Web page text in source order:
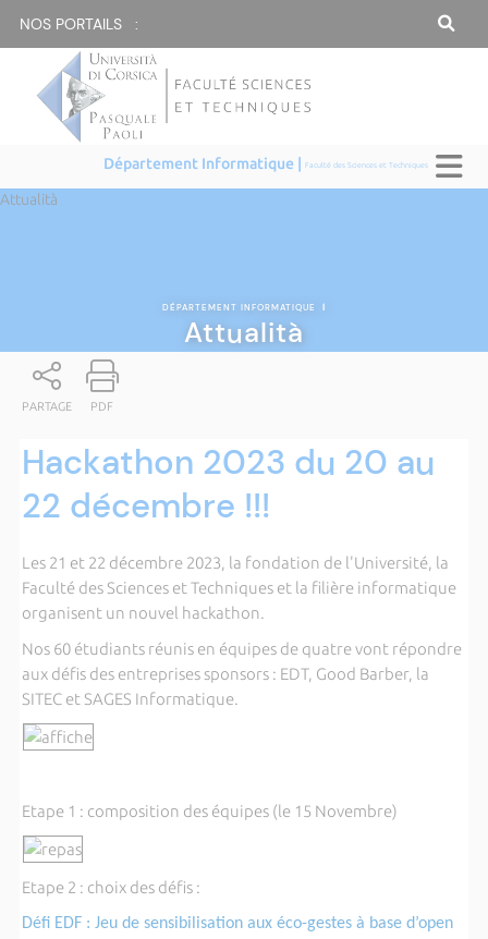
NOS PORTAILS :
Département Informatique |Faculté des Sciences et Techniques
Attualità
DÉPARTEMENT INFORMATIQUE |
Attualità
PARTAGE PDF
Hackathon 2023 du 20 au
22 décembre !!!
Les 21 et 22 décembre 2023, la fondation de l'Université, la
Faculté des Sciences et Techniques et la filière informatique
organisent un nouvel hackathon.
Nos 60 étudiants réunis en équipes de quatre vont répondre
aux défis des entreprises sponsors : EDT, Good Barber, la
SITEC et SAGES Informatique.
Etape 1 : composition des équipes (le 15 Novembre)
Etape 2 : choix des défis :
Défi EDF : Jeu de sensibilisation aux éco-gestes à base d’open